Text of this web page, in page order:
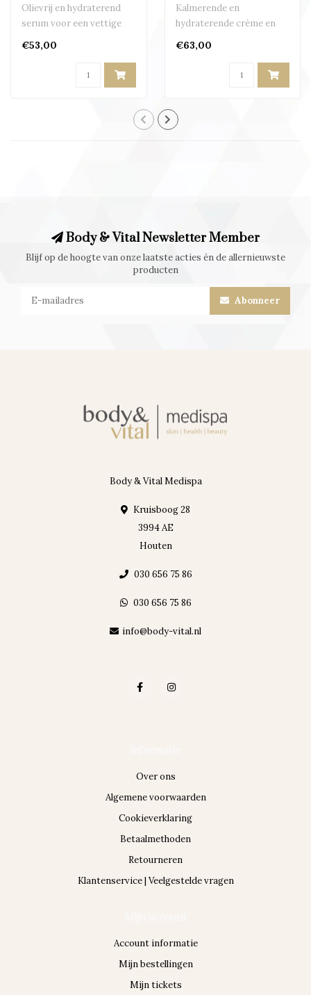
Olievrij en hydraterend
serum voor een vettige
€53,00
Kalmerende en
hydraterende crème en
in balans..
€63,00
Body & Vital Newsletter Member
Blijf op de hoogte van onze laatste acties én de allernieuwste
producten
Abonneer
Body & Vital Medispa
Kruisboog 28
3994 AE
Houten
030 656 75 86
030 656 75 86
info@body-vital.nl
Over ons
Algemene voorwaarden
Cookieverklaring
Betaalmethoden
Retourneren
Klantenservice | Veelgestelde vragen
Account informatie
Mijn bestellingen
Mijn tickets